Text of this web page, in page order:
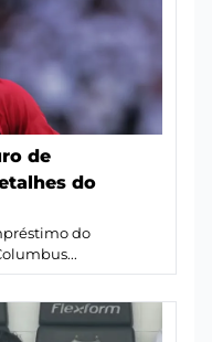
de
do
do